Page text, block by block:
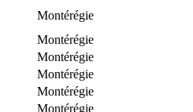
Montérégie
Montérégie
Montérégie
Montérégie
Montérégie
Montérégie